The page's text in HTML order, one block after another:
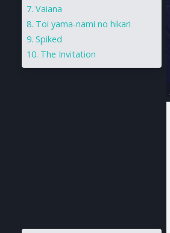
Vaiana
Toi yama-nami no hikari
Spiked
The Invitation